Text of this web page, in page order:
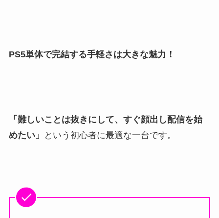
PS5単体で完結する手軽さは大きな魅力！
「難しいことは抜きにして、すぐ顔出し配信を始
めたい」
という初心者に最適な一台です。